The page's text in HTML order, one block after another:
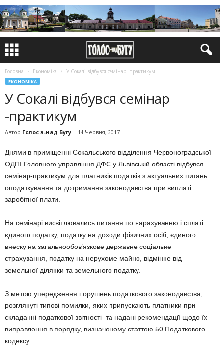
Головна Економіка У Сокалі відбувся семінар -практикум
ЕКОНОМІКА
У Сокалі відбувся семінар
-практикум
Автор Голос з-над Бугу - 14 Червня, 2017
Днями в приміщенні Сокальського відділення Червоноградської
ОДПІ Головного управління ДФС у Львівській області відбувся
семінар-практикум для платників податків з актуальних питань
оподаткування та дотримання законодавства при виплаті
заробітної плати.
На семінарі висвітлювались питання по нарахуванню і сплаті
єдиного податку, податку на доходи фізичних осіб, єдиного
внеску на загальнообов’язкове державне соціальне
страхування, податку на нерухоме майно, відмінне від
земельної ділянки та земельного податку.
З метою упередження порушень податкового законодавства,
розглянуті типові помилки, яких припускають платники при
складанні податкової звітності та надані рекомендації щодо їх
виправлення в порядку, визначеному статтею 50 Податкового
кодексу.